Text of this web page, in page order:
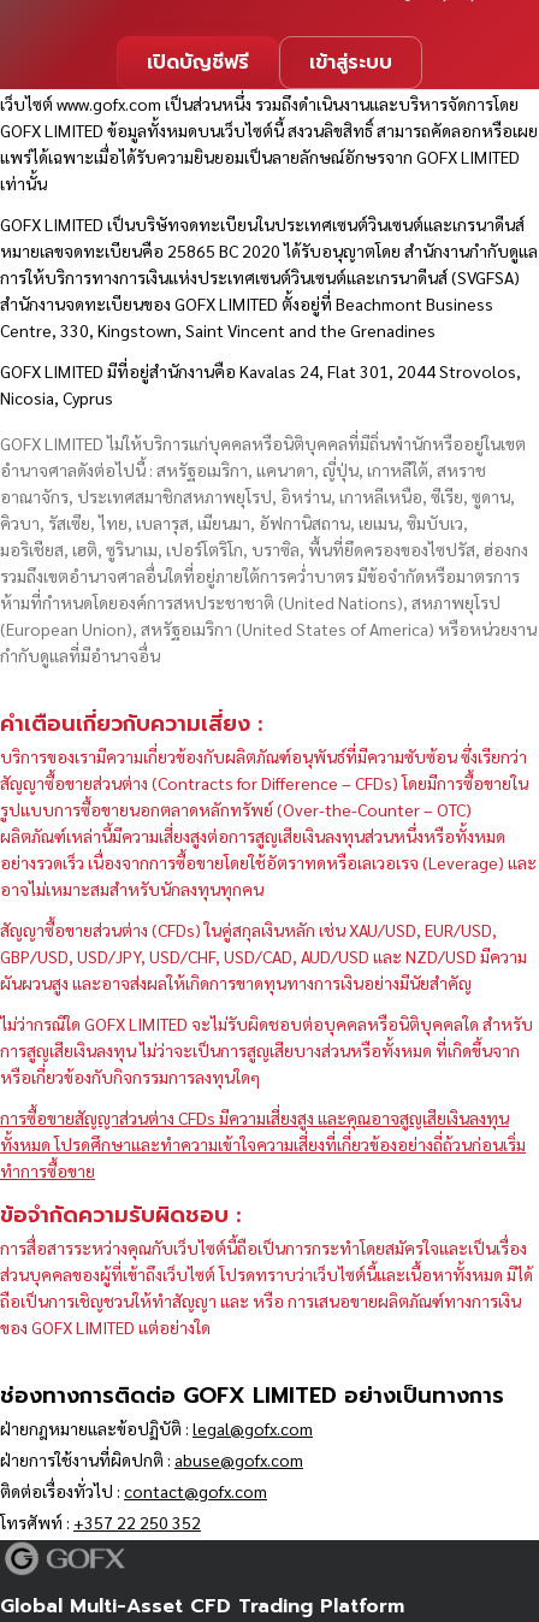
เปิดบัญชีฟรี เข้าสู่ระบบ
เว็บไซต์www.gofx.com เป็นส่วนหนึ่ง รวมถึงดำเนินงานและบริหารจัดการโดย
GOFX LIMITED ข้อมูลทั้งหมดบนเว็บไซต์นี้ สงวนลิขสิทธิ์ สามารถคัดลอกหรือเผย
แพร่ได้เฉพาะเมื่อได้รับความยินยอมเป็นลายลักษณ์อักษรจาก GOFX LIMITED
เท่านั้น
GOFX LIMITED เป็นบริษัทจดทะเบียนในประเทศเซนต์วินเซนต์และเกรนาดีนส์
หมายเลขจดทะเบียนคือ 25865 BC 2020 ได้รับอนุญาตโดย สำนักงานกำกับดูแล
การให้บริการทางการเงินแห่งประเทศเซนต์วินเซนต์และเกรนาดีนส์ (SVGFSA)
สำนักงานจดทะเบียนของ GOFX LIMITED ตั้งอยู่ที่ Beachmont Business
Centre, 330, Kingstown, Saint Vincent and the Grenadines
GOFX LIMITED มีที่อยู่สำนักงานคือ Kavalas 24, Flat 301, 2044 Strovolos,
Nicosia, Cyprus
GOFX LIMITED ไม่ให้บริการแก่บุคคลหรือนิติบุคคลที่มีถิ่นพำนักหรืออยู่ในเขต
อำนาจศาลดังต่อไปนี้ : สหรัฐอเมริกา, แคนาดา, ญี่ปุ่น, เกาหลีใต้, สหราช
อาณาจักร, ประเทศสมาชิกสหภาพยุโรป, อิหร่าน, เกาหลีเหนือ, ซีเรีย, ซูดาน,
คิวบา, รัสเซีย, ไทย, เบลารุส, เมียนมา, อัฟกานิสถาน, เยเมน, ซิมบับเว,
มอริเชียส, เฮติ, ซูรินาเม, เปอร์โตริโก, บราซิล, พื้นที่ยึดครองของไซปรัส, ฮ่องกง
รวมถึงเขตอำนาจศาลอื่นใดที่อยู่ภายใต้การคว่ำบาตร มีข้อจำกัดหรือมาตรการ
ห้ามที่กำหนดโดยองค์การสหประชาชาติ (United Nations), สหภาพยุโรป
(European Union), สหรัฐอเมริกา (United States of America) หรือหน่วยงาน
กำกับดูแลที่มีอำนาจอื่น
คำเตือนเกี่ยวกับความเสี่ยง :
บริการของเรามีความเกี่ยวข้องกับผลิตภัณฑ์อนุพันธ์ที่มีความซับซ้อน ซึ่งเรียกว่า
สัญญาซื้อขายส่วนต่าง (Contracts for Difference – CFDs) โดยมีการซื้อขายใน
รูปแบบการซื้อขายนอกตลาดหลักทรัพย์ (Over-the-Counter – OTC)
ผลิตภัณฑ์เหล่านี้มีความเสี่ยงสูงต่อการสูญเสียเงินลงทุนส่วนหนึ่งหรือทั้งหมด
อย่างรวดเร็ว เนื่องจากการซื้อขายโดยใช้อัตราทดหรือเลเวอเรจ (Leverage) และ
อาจไม่เหมาะสมสำหรับนักลงทุนทุกคน
สัญญาซื้อขายส่วนต่าง (CFDs) ในคู่สกุลเงินหลัก เช่น XAU/USD, EUR/USD,
GBP/USD, USD/JPY, USD/CHF, USD/CAD, AUD/USD และ NZD/USD มีความ
ผันผวนสูง และอาจส่งผลให้เกิดการขาดทุนทางการเงินอย่างมีนัยสำคัญ
ไม่ว่ากรณีใด GOFX LIMITED จะไม่รับผิดชอบต่อบุคคลหรือนิติบุคคลใด สำหรับ
การสูญเสียเงินลงทุน ไม่ว่าจะเป็นการสูญเสียบางส่วนหรือทั้งหมด ที่เกิดขึ้นจาก
หรือเกี่ยวข้องกับกิจกรรมการลงทุนใดๆ
การซื้อขายสัญญาส่วนต่าง CFDs มีความเสี่ยงสูง และคุณอาจสูญเสียเงินลงทุน
ทั้งหมด โปรดศึกษาและทำความเข้าใจความเสี่ยงที่เกี่ยวข้องอย่างถี่ถ้วนก่อนเริ่ม
ทำการซื้อขาย
ข้อจำกัดความรับผิดชอบ :
การสื่อสารระหว่างคุณกับเว็บไซต์นี้ถือเป็นการกระทำโดยสมัครใจและเป็นเรื่อง
ส่วนบุคคลของผู้ที่เข้าถึงเว็บไซต์ โปรดทราบว่าเว็บไซต์นี้และเนื้อหาทั้งหมด มิได้
ถือเป็นการเชิญชวนให้ทำสัญญา และ หรือ การเสนอขายผลิตภัณฑ์ทางการเงิน
ของ GOFX LIMITED แต่อย่างใด
ช่องทางการติดต่อ GOFX LIMITED อย่างเป็นทางการ
ฝ่ายกฎหมายและข้อปฏิบัติ : legal@gofx.com
ฝ่ายการใช้งานที่ผิดปกติ : abuse@gofx.com
ติดต่อเรื่องทั่วไป : contact@gofx.com
โทรศัพท์ : +357 22 250 352
Global Multi-Asset CFD Trading Platform